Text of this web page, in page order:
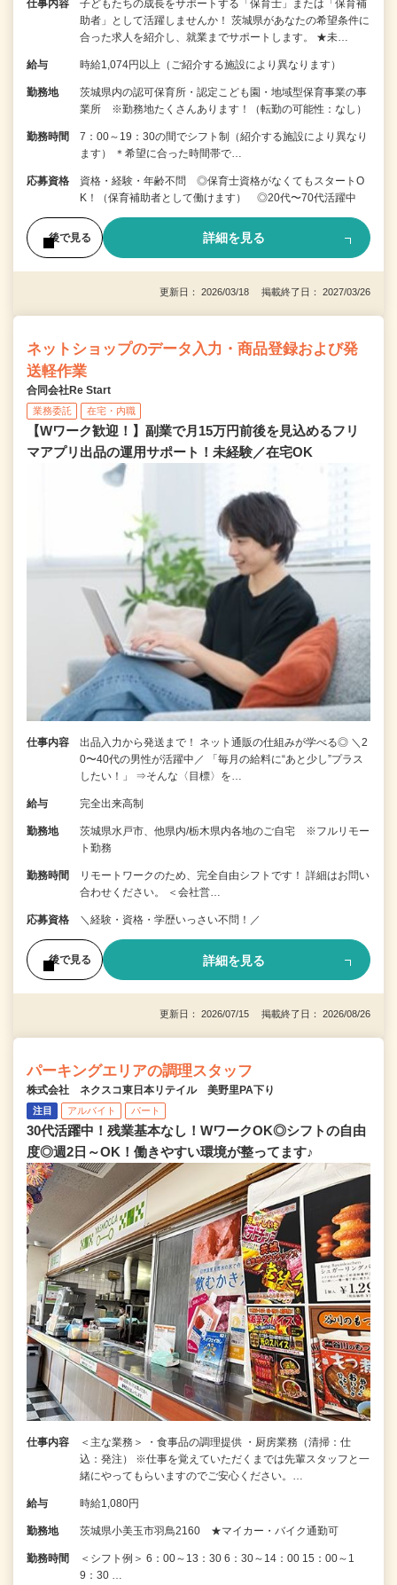
仕事内容
子どもたちの成長をサポートする「保育士」または「保育補
助者」として活躍しませんか！ 茨城県があなたの希望条件に
合った求人を紹介し、就業までサポートします。 ★未…
給与 時給1,074円以上（ご紹介する施設により異なります）
勤務地
茨城県内の認可保育所・認定こども園・地域型保育事業の事
業所 ※勤務地たくさんあります！（転勤の可能性：なし）
勤務時間
7：00～19：30の間でシフト制（紹介する施設により異なり
ます） ＊希望に合った時間帯で…
応募資格
資格・経験・年齢不問 ◎保育士資格がなくてもスタートO
K！（保育補助者として働けます） ◎20代〜70代活躍中
後で見る 詳細を見る
更新日： 2026/03/18 掲載終了日： 2027/03/26
ネットショップのデータ入力・商品登録および発
送軽作業
合同会社Re Start
業務委託 在宅・内職
【Wワーク歓迎！】副業で月15万円前後を見込めるフリ
マアプリ出品の運用サポート！未経験／在宅OK
仕事内容
出品入力から発送まで！ ネット通販の仕組みが学べる◎ ＼2
0〜40代の男性が活躍中／ 「毎月の給料に“あと少し”プラス
したい！」 ⇒そんな〈目標〉を…
給与 完全出来高制
勤務地
茨城県水戸市、他県内/栃木県内各地のご自宅 ※フルリモー
ト勤務
勤務時間
リモートワークのため、完全自由シフトです！ 詳細はお問い
合わせください。 ＜会社営…
応募資格 ＼経験・資格・学歴いっさい不問！／
後で見る 詳細を見る
更新日： 2026/07/15 掲載終了日： 2026/08/26
パーキングエリアの調理スタッフ
株式会社 ネクスコ東日本リテイル 美野里PA下り
注目 アルバイト パート
30代活躍中！残業基本なし！WワークOK◎シフトの自由
度◎週2日～OK！働きやすい環境が整ってます♪
仕事内容
＜主な業務＞ ・食事品の調理提供 ・厨房業務（清掃：仕
込：発注） ※仕事を覚えていただくまでは先輩スタッフと一
緒にやってもらいますのでご安心ください。…
給与 時給1,080円
勤務地 茨城県小美玉市羽鳥2160 ★マイカー・バイク通勤可
勤務時間
＜シフト例＞ 6：00～13：30 6：30～14：00 15：00～1
9：30 …